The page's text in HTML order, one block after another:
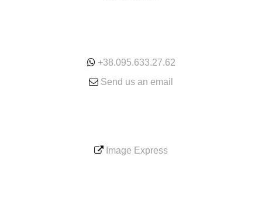
+38.095.633.27.62
Send us an email
Image Express